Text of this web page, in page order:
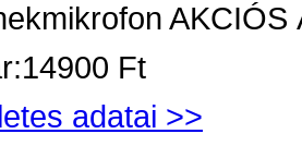
AKCIÓS
14900 Ft
adatai >>